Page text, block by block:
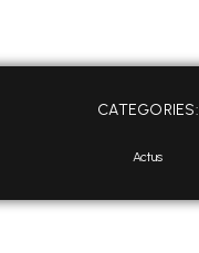
CATEGORIES:
Actus